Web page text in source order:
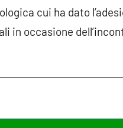
cui ha dato
in occasione